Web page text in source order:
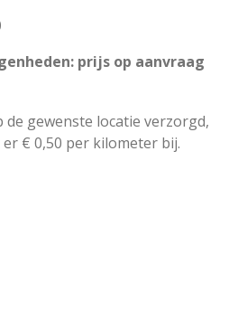
prijs op aanvraag
gewenste locatie verzorgd,
€ 0,50 per kilometer bij.